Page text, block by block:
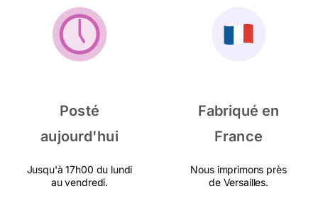
Posté
aujourd'hui
Jusqu'à 17h00 du lundi
au vendredi.
Fabriqué en
France
Nous imprimons près
de Versailles.